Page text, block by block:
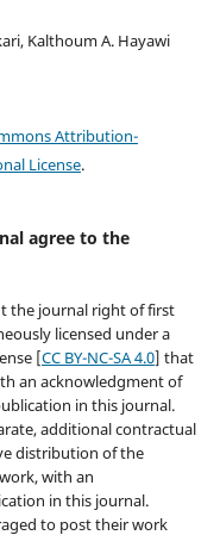
Kalthoum A. Hayawi
Attribution-
License.
agree to the
the journal right of first
licensed under a
[CC BY-NC-SA 4.0] that
an acknowledgment of
in this journal.
additional contractual
distribution of the
with an
in this journal.
to post their work